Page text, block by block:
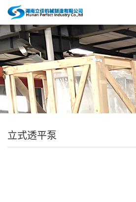
立式透平泵